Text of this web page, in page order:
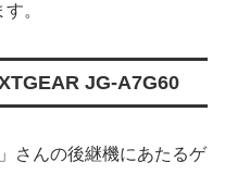
。
JG-A7G60
さんの後継機にあたるゲ